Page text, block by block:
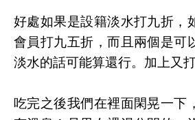
好處如果是設籍淡水打九折，
會員打九五折，而且兩個是可
淡水的話可能算還行。加上又打
吃完之後我們在裡面閑晃一下